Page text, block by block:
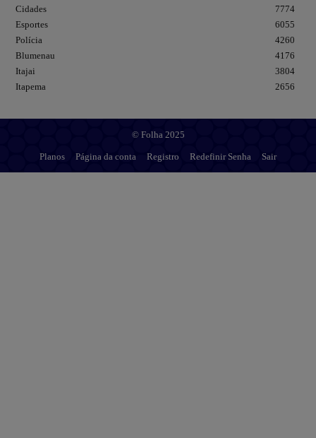
Cidades
7774
Esportes
6055
Polícia
4260
Blumenau
4176
Itajai
3804
Itapema
2656
© Folha 2025
Planos Página da conta Registro Redefinir Senha Sair